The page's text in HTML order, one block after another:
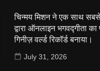
चिन्मय मिशन ने एक साथ सबसे
द्वारा ऑनलाइन भगवद्गीता
गिनीज़ वर्ल्ड रिकॉर्ड बनाया।
July 31, 2026